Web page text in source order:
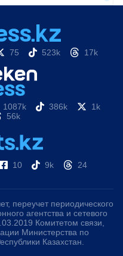
75 523k 17k
1087k 386k
1k
56k
10 9k 24
переучет периодического
агентства и сетевого
Комитетом связи,
Министерства по
Казахстан.